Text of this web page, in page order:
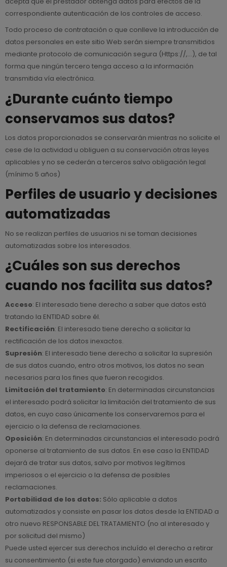
correspondiente autenticación de los controles de acceso.
Todo proceso de contratación o que conlleve la introducción de
datos personales en este sitio Web serán siempre transmitidos
mediante protocolo de comunicación segura (Https://,…), de tal
forma que ningún tercero tenga acceso a la información
transmitida vía electrónica.
¿Durante cuánto tiempo
conservamos sus datos?
Los datos proporcionados se conservarán mientras no solicite el
cese de la actividad u obliguen a su conservación otras leyes
aplicables y no se cederán a terceros salvo obligación legal
(mínimo 5 años)
Perfiles de usuario y decisiones
automatizadas
No se realizan perfiles de usuarios ni se toman decisiones
automatizadas sobre los interesados.
¿Cuáles son sus derechos
cuando nos facilita sus datos?
Acceso: El interesado tiene derecho a saber que datos está
tratando la ENTIDAD sobre él.
Rectificación: El interesado tiene derecho a solicitar la
rectificación de los datos inexactos.
Supresión: El interesado tiene derecho a solicitar la supresión
de sus datos cuando, entro otros motivos, los datos no sean
necesarios para los fines que fueron recogidos.
Limitación del tratamiento: En determinadas circunstancias
el interesado podrá solicitar la limitación del tratamiento de sus
datos, en cuyo caso únicamente los conservaremos para el
ejercicio o la defensa de reclamaciones.
Oposición: En determinadas circunstancias el interesado podrá
oponerse al tratamiento de sus datos. En ese caso la ENTIDAD
dejará de tratar sus datos, salvo por motivos legítimos
imperiosos o el ejercicio o la defensa de posibles
reclamaciones.
Portabilidad de los datos: Sólo aplicable a datos
automatizados y consiste en pasar los datos desde la ENTIDAD a
otro nuevo RESPONSABLE DEL TRATAMIENTO (no al interesado y
por solicitud del mismo)
Puede usted ejercer sus derechos incluído el derecho a retirar
su consentimiento (si este fue otorgado) enviando un escrito